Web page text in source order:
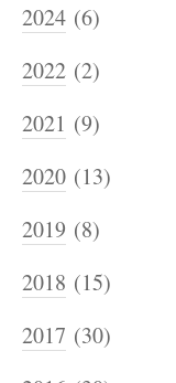
2024 (6)
2022 (2)
2021 (9)
2020 (13)
2019 (8)
2018 (15)
2017 (30)